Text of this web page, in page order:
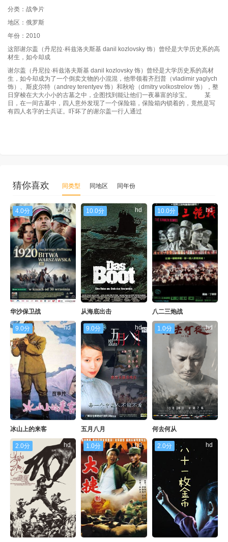
分类：战争片
地区：俄罗斯
年份：2010
这部谢尔盖（丹尼拉·科兹洛夫斯基 danil kozlovsky 饰）曾经是大学历史系的高
材生，如今却成
谢尔盖（丹尼拉·科兹洛夫斯基 danil kozlovsky 饰）曾经是大学历史系的高材
生，如今却成为了一个倒卖文物的小混混，他带领着齐烈普（vladimir yaglych
饰）、斯皮尔特（andrey terentyev 饰）和秋哈（dmitry volkostrelov 饰），整
日穿梭在大大小小的古墓之中，企图找到能让他们一夜暴富的珍宝。 某
日，在一间古墓中，四人意外发现了一个保险箱，保险箱内锁着的，竟然是写
有四人名字的士兵证。吓坏了的谢尔盖一行人通过
猜你喜欢 同类型 同地区 同年份
4.0分 hd
华沙保卫战
10.0分 hd
从海底出击
10.0分 hd
八二三炮战
9.0分 hd
冰山上的来客
9.0分 hd
五月八月
1.0分 hd
何去何从
2.0分 hd 1.0分 hd 2.0分 hd